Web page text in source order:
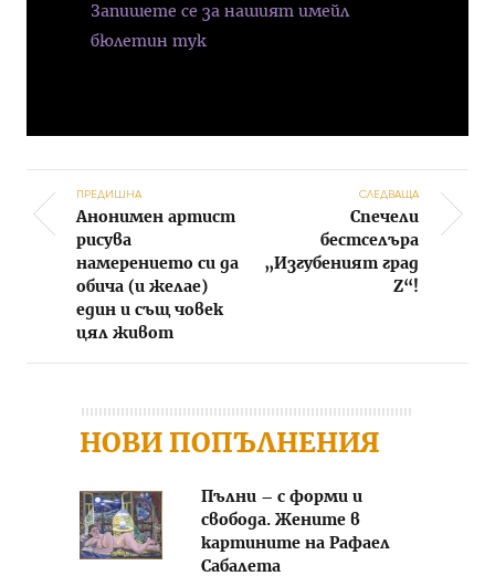
Запишете се за нашият имейл
бюлетин тук
Post navigation
ПРЕДИШНА
Анонимен артист
рисува
намерението си да
обича (и желае)
един и същ човек
цял живот
СЛЕДВАЩА
Спечели
бестселъра
„Изгубеният град
Z“!
НОВИ ПОПЪЛНЕНИЯ
Пълни – с форми и
свобода. Жените в
картините на Рафаел
Сабалета